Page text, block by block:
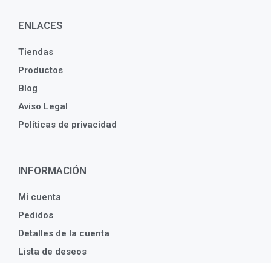
ENLACES
Tiendas
Productos
Blog
Aviso Legal
Políticas de privacidad
INFORMACIÓN
Mi cuenta
Pedidos
Detalles de la cuenta
Lista de deseos